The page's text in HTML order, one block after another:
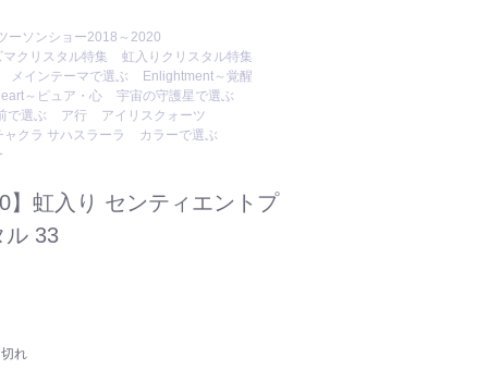
ーソンショー2018～2020
クリスタル特集
虹入りクリスタル特集
メインテーマで選ぶ
Enlightment～覚醒
～ピュア・心
宇宙の守護星で選ぶ
で選ぶ
ア行
アイリスクォーツ
ャクラ サハスラーラ
カラーで選ぶ
】虹入り センティエントプ
ル 33
れ